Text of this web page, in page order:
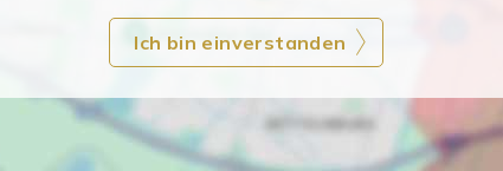
Ich bin einverstanden